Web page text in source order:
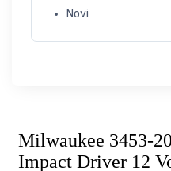
Novi